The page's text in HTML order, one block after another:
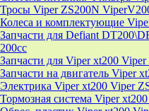
Тросы Viper ZS200N
Колеса и комплектующие
Запчасти для Defiant
200cc
Запчасти для Viper xt200 Viper
Запчасти на двигатель Viper
Электрика Viper xt200 Viper
Тормозная система Viper